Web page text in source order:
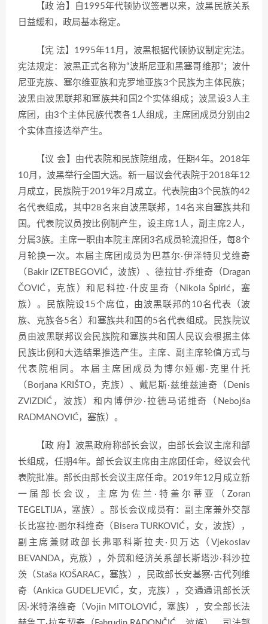
【政 治】自1995年代顿协议签署以来，波黑民族关系
日益缓和，政局基本稳定。
【宪 法】1995年11月，波黑根据代顿协议制定宪法。
宪法规定：波黑正式名称为“波斯尼亚和黑塞哥维那”；波什
尼亚克族、塞尔维亚族和克罗地亚族3个民族为主体民族；
波黑由波黑联邦和塞族共和国2个实体组成；波黑设3人主
席团，由3个主体民族代表各1人组成，主席团成员分别由2
个实体直接选举产生。
【议 会】由代表院和民族院组成，任期4年。2018年
10月，波黑举行全国大选。新一届议会代表院于2018年12
月成立，民族院于2019年2月成立。代表院由3个民族的42
名代表组成，其中28名来自波黑联邦，14名来自塞族共和
国。代表院议员按比例制产生，设主席1人，副主席2人，
分属3族。主席一职由本院主席团3名成员轮流担任，每8个
月轮换一次。本届主席团成员为巴基尔·伊泽特贝戈维奇
（Bakir IZETBEGOVIĆ，波族）、德拉甘·乔维奇（Dragan
ČOVIĆ，克族）和尼科拉·什皮里奇（Nikola Špirić，塞
族）。民族院设15个席位，由波黑联邦的10名代表（波
族、克族各5名）和塞族共和国的5名代表组成。民族院议
员由波黑联邦议会民族院和塞族共和国人民议会根据主体
民族比例和大选结果推选产生。主席、副主席轮值方式与
代表院相同。本届主席团成员为博尔娅娜·克里什托
（Borjana KRIŠTO，克族）、戴尼斯·兹维兹迪奇（Denis
ZVIZDIĆ，波族）和内博伊沙·拉德马诺维奇（Nebojša
RADMANOVIĆ，塞族）。
【政 府】波黑政府称部长会议，由部长会议主席和部
长组成，任期4年。部长会议主席由主席团任命，经议会代
表院批准。部长由部长会议主席任命。2019年12月成立新
一届部长会议，主席为佐兰·特盖尔蒂亚（Zoran
TEGELTIJA，塞族）。部长会议成员有：副主席兼外交部
长比塞拉·图尔科维奇（Bisera TURKOVIĆ，女，波族），
副主席兼财政部长弗耶科斯拉夫·贝万达（Vjekoslav
BEVANDA，克族），外贸和经济关系部长斯塔沙·科沙拉
茨（Staša KOŠARAC，塞族），民政部长安基察·古代列维
奇（Ankica GUDELJEVIĆ，女，克族），交通通讯部长沃
因·米特洛维奇（Vojin MITOLOVIĆ，塞族），安全部长法